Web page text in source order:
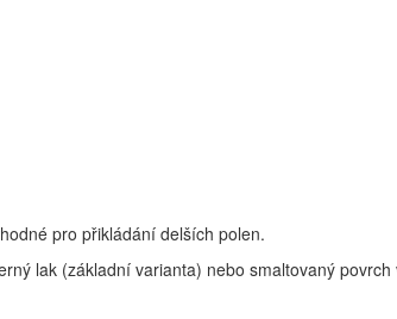
pro přikládání delších polen.
lak (základní varianta) nebo smaltovaný